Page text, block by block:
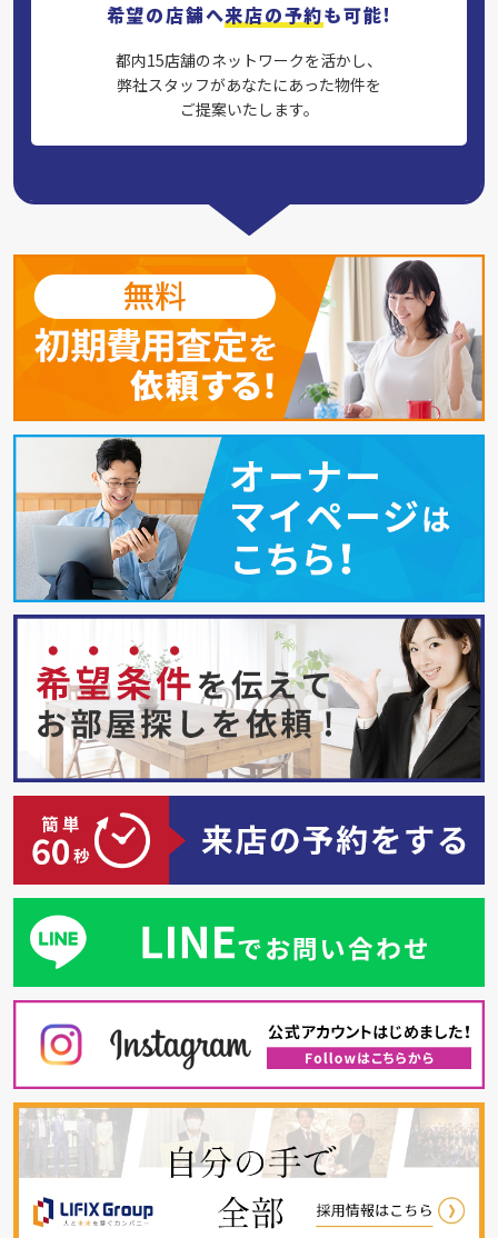
希望の店舗へ来店の予約も可能!
都内15店舗のネットワークを活かし、
弊社スタッフがあなたにあった物件を
ご提案いたします。